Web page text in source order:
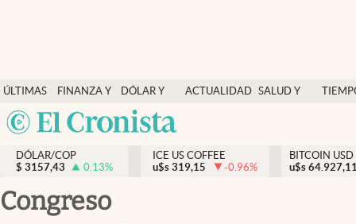
ÚLTIMAS
NOTICIAS
FINANZA Y
ECONOMÍA
DÓLAR Y
MERCADOS
ACTUALIDAD SALUD Y
México
Salud y nutrición
Vida espiritual
Actualidad
Dólar y mercados
DÓLAR/COP
$ 3157,43 0.13%
ICE US COFFEE
u$s 319,15 -0.96%
BITCOIN USD
u$s
Congreso